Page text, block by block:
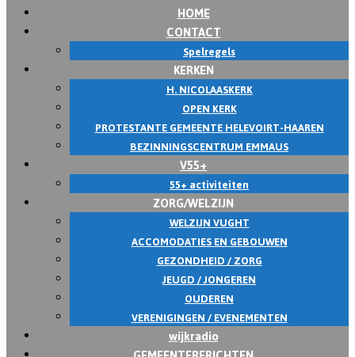
HOME
CONTACT
Spelregels
KERKEN
H. NICOLAASKERK
OPEN KERK
PROTESTANTE GEMEENTE HELEVOIRT-HAAREN
BEZINNINGSCENTRUM EMMAUS
V55+
55+ activiteiten
ZORG/WELZIJN
WELZIJN VUGHT
ACCOMODATIES EN GEBOUWEN
GEZONDHEID / ZORG
JEUGD / JONGEREN
OUDEREN
VERENIGINGEN / EVENEMENTEN
wijkradio